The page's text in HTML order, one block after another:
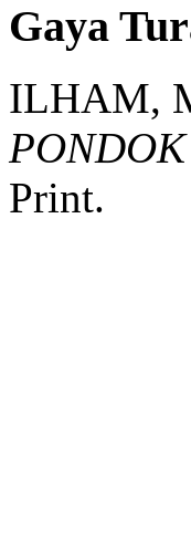
Gaya
ILHAM,
Print.